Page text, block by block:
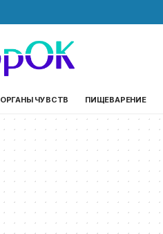
ОРГАНЫ ЧУВСТВ ПИЩЕВАРЕНИЕ